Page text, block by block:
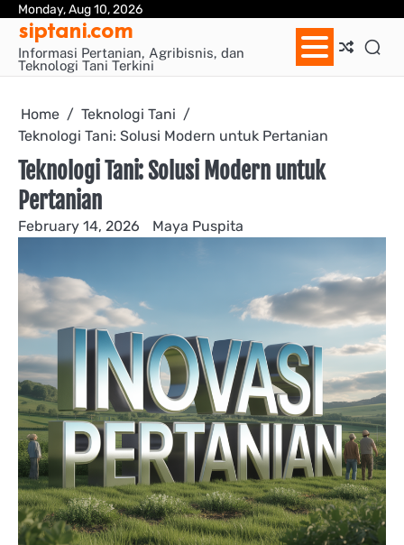
Skip
content
Monday, Aug 10, 2026
siptani.com
Informasi Pertanian, Agribisnis, dan
Teknologi Tani Terkini
Home
Teknologi Tani
Teknologi Tani: Solusi Modern untuk Pertanian
Teknologi Tani: Solusi Modern untuk
Pertanian
February 14, 2026 Maya Puspita